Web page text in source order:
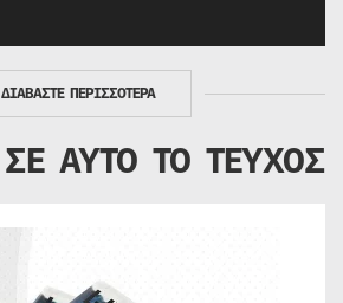
ΔΙΑΒΑΣΤΕ ΠΕΡΙΣΣΟΤΕΡΑ
ΣΕ ΑΥΤΟ ΤΟ ΤΕΥΧΟΣ